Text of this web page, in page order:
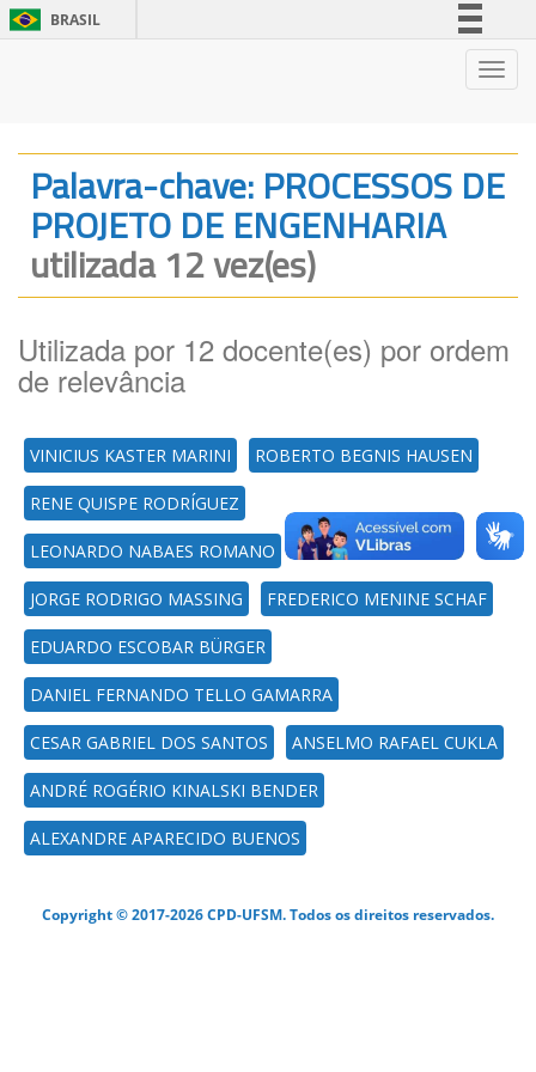
BRASIL
Legislação
Canais
Palavra-chave: PROCESSOS DE
PROJETO DE ENGENHARIA
utilizada 12 vez(es)
Utilizada por 12 docente(es) por ordem
de relevância
VINICIUS KASTER MARINI ROBERTO BEGNIS HAUSEN
RENE QUISPE RODRÍGUEZ
LEONARDO NABAES ROMANO
JORGE RODRIGO MASSING FREDERICO MENINE SCHAF
EDUARDO ESCOBAR BÜRGER
DANIEL FERNANDO TELLO GAMARRA
CESAR GABRIEL DOS SANTOS ANSELMO RAFAEL CUKLA
ANDRÉ ROGÉRIO KINALSKI BENDER
ALEXANDRE APARECIDO BUENOS
Copyright © 2017-2026 CPD-UFSM. Todos os direitos reservados.